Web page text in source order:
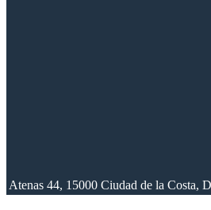
Atenas 44, 15000 Ciudad de la Costa,